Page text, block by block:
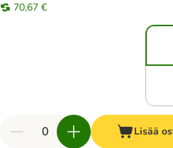
70,67 €
Lisää